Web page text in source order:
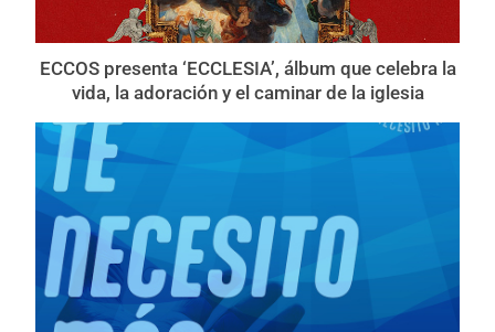
ECCOS presenta ‘ECCLESIA’, álbum que celebra la
vida, la adoración y el caminar de la iglesia